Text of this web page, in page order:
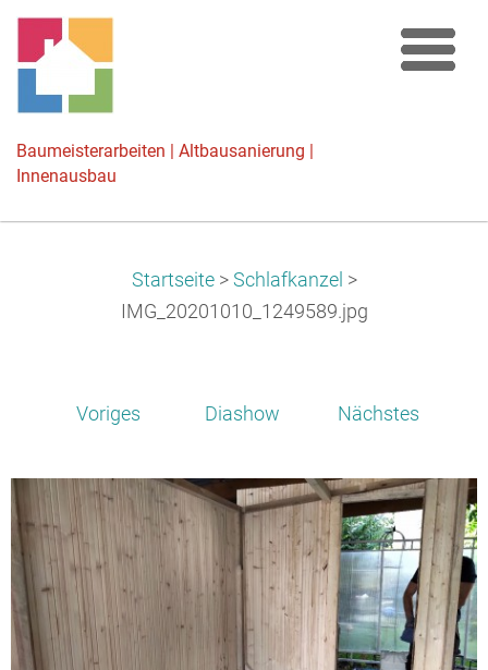
Baumeisterarbeiten | Altbausanierung |
Innenausbau
Startseite > Schlafkanzel >
IMG_20201010_1249589.jpg
Voriges Diashow Nächstes